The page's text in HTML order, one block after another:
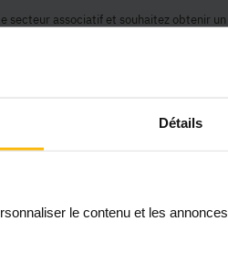
Détails
le contenu et les
secteur associatif et souhaitez obtenir
MonASBL au nom de votre
compte professionnel et ainsi
le contenu de la plateforme MonASBL
: 1/ identifiaction de l'organisme
de votre compte individuel